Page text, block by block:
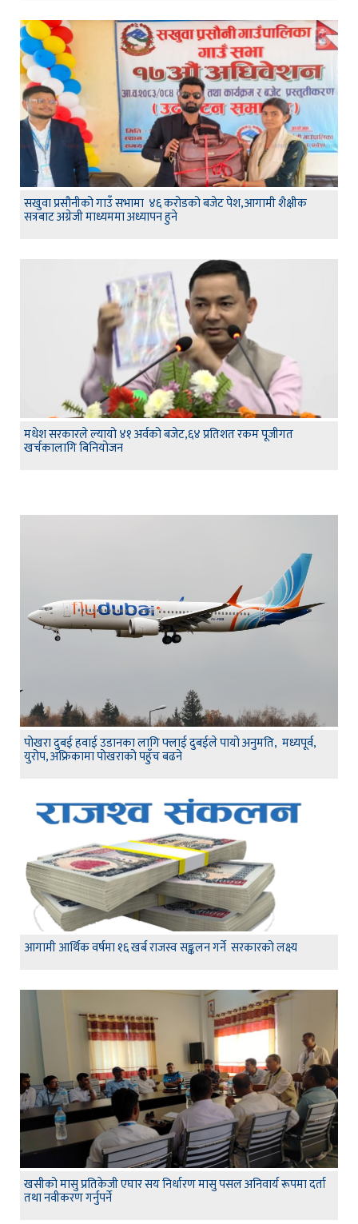
सखुवा प्रसौनीको गाउँ सभामा ४६ करोडको बजेट पेश,आगामी शैक्षीक
सत्रबाट अग्रेजी माध्यममा अध्यापन हुने
मधेश सरकारले ल्यायो ४१ अर्वको बजेट,६४ प्रतिशत रकम पूजीगत
खर्चकालागि बिनियोजन
पोखरा दुबई हवाई उडानका लागि फ्लाई दुबईले पायो अनुमति, मध्यपूर्व,
युरोप, अफ्रिकामा पोखराको पहुँच बढने
आगामी आर्थिक वर्षमा १६ खर्ब राजस्व सङ्कलन गर्ने सरकारको लक्ष्य
खसीको मासु प्रतिकेजी एघार सय निर्धारण मासु पसल अनिवार्य रूपमा दर्ता
तथा नवीकरण गर्नुपर्ने